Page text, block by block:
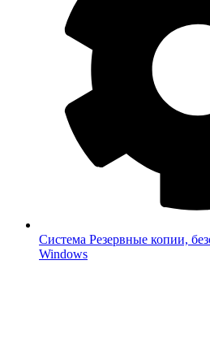
Система Резервные копии,
Windows